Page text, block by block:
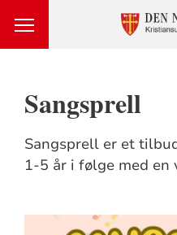
Sangsprell
Sangsprell er et
1-5 år i følge med en